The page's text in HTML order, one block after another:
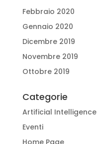
Febbraio 2020
Gennaio 2020
Dicembre 2019
Novembre 2019
Ottobre 2019
Categorie
Artificial Intelligence
Eventi
Home Page